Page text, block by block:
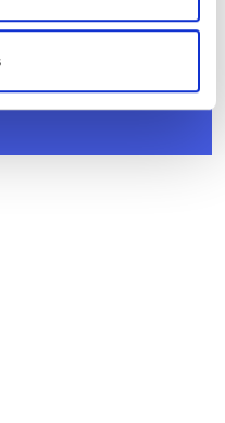
ældre- og